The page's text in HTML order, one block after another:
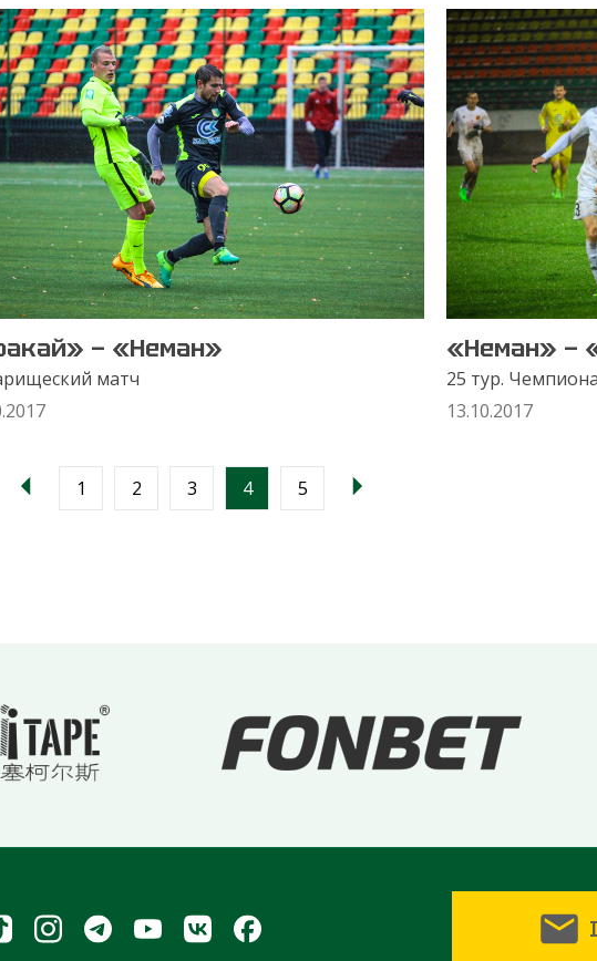
— «Неман»
матч
«Неман» —
25 тур.
13.10.2017
1 2 3 4 5